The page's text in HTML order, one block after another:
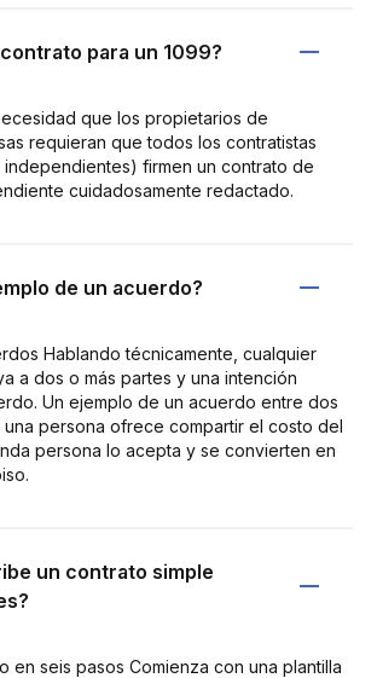
para un 1099?
que los propietarios de
requieran que todos los contratistas
independientes) firmen un contrato de
cuidadosamente redactado.
de un acuerdo?
Hablando técnicamente, cualquier
a dos o más partes y una intención
Un ejemplo de un acuerdo entre dos
persona ofrece compartir el costo del
persona lo acepta y se convierten en
un contrato simple
en seis pasos Comienza con una plantilla